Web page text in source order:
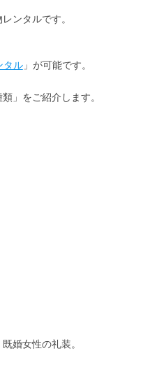
ンタルです。
タル」が可能です。
」をご紹介します。
婚女性の礼装。